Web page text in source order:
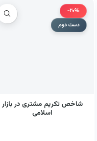
-20%
دست دوم
شاخص تکریم مشتری در بازار
اسلامی